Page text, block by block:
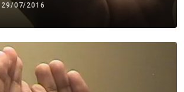
29/07/2016